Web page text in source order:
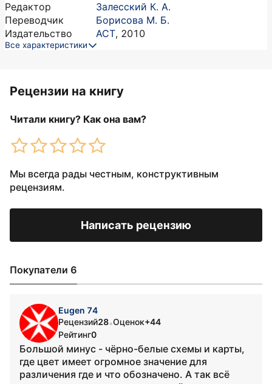
Редактор
Залесский К. А.
Переводчик
Борисова М. Б.
Издательство
АСТ, 2010
Все характеристики
Рецензии на книгу
Читали книгу? Как она вам?
Мы всегда рады честным, конструктивным
рецензиям.
Написать рецензию
Покупатели 6
Eugen 74
Рецензий28•Оценок+44
Рейтинг0
Большой минус - чёрно-белые схемы и карты,
где цвет имеет огромное значение для
различения где и что обозначено. А так всё